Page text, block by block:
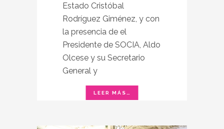
Estado Cristóbal
Rodríguez Giménez, y con
la presencia de el
Presidente de SOCIA, Aldo
Olcese y su Secretario
General y